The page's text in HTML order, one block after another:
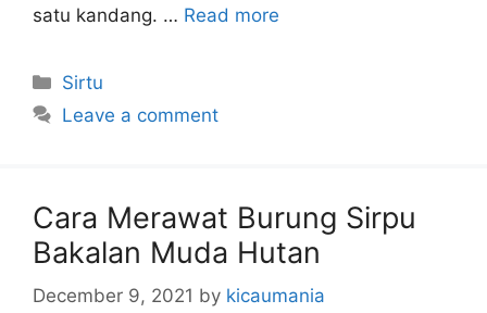
satu kandang. … Read more
Categories
Sirtu
Leave a comment
Cara Merawat Burung Sirpu
Bakalan Muda Hutan
December 9, 2021 by kicaumania